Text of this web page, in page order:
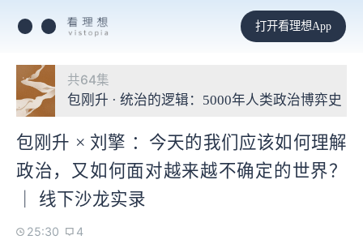
打开看理想App
共64集
包刚升 · 统治的逻辑：5000年人类政治博弈史
包刚升 × 刘擎 ：今天的我们应该如何理解
政治，又如何面对越来越不确定的世界？
｜ 线下沙龙实录
25:30 4